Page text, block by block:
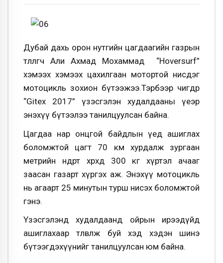
Дубай дахь орон нутгийн цагдаагийн газрын
төлөөлөгч Али Ахмад Мохаммад “Hoversurf”
хэмээх хэмээх цахилгаан мотортой нисдэг
мотоцикль зохион бүтээжээ.Тэрбээр өчигдөр
“Gitex 2017” үзэсгэлэн худалдааны үеэр
энэхүү бүтээлээ танилцуулсан байна.
Цагдаа нар онцгой байдлын үед ашиглах
боломжтой цагт 70 км хурдалж зургаан
метрийн өндөрт хөөрөхдөө 300 кг хүртэл ачааг
заасан газарт хүргэх аж. Энэхүү мотоцикль
нь агаарт 25 минутын турш нисэх боломжтой
гэнэ.
Үзэсгэлэнд худалдаанд ойрын ирээдүйд
ашиглахаар төлөвлөж буй хэд хэдэн шинэ
бүтээгдэхүүнийг танилцуулсан юм байна.